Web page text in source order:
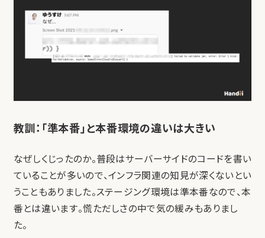
教訓：「準本番」と本番環境の違いは大きい
なぜしくじったのか。普段はサーバーサイドのコードを書い
ていることが多いので、インフラ関連の知見が深くないとい
うこともありました。ステージング環境は準本番なので、本
番とは違います。慌ただしさの中で気の緩みもありまし
た。